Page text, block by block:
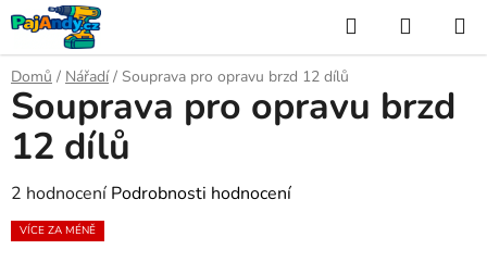
Přejít
na
obsah
Hledat
KOŠÍK
Domů / Nářadí / Souprava pro opravu brzd 12 dílů
Souprava pro opravu brzd
12 dílů
Průměrné
hodnocení
2 hodnocení Podrobnosti hodnocení
VÍCE ZA MÉNĚ